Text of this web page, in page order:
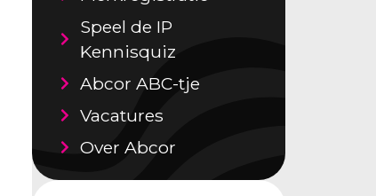
Speel de IP
Kennisquiz
Abcor ABC-tje
Vacatures
Over Abcor